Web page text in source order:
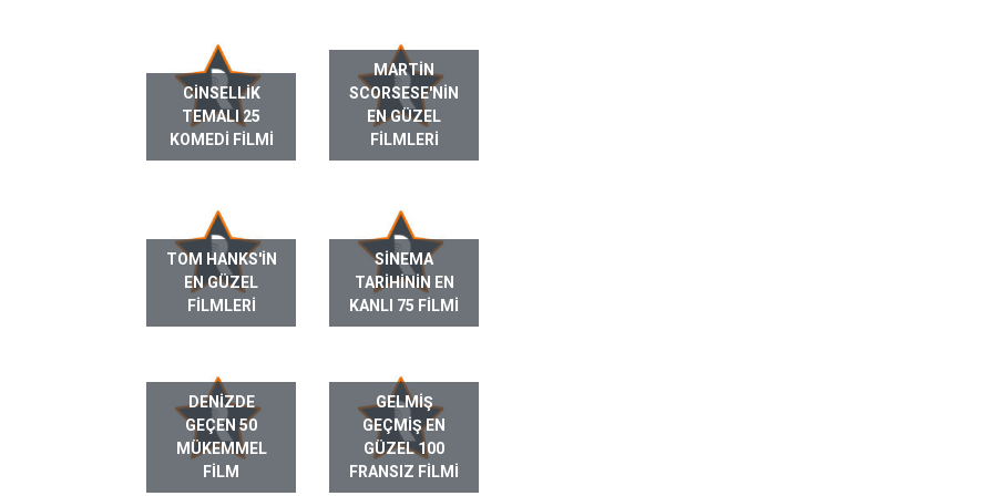
CINSELLIK
TEMALI 25
KOMEDI FILMI
MARTIN
SCORSESE'NIN
EN GÜZEL
FILMLERI
TOM HANKS'IN
EN GÜZEL
FILMLERI
SINEMA
TARIHININ EN
KANLI 75 FILMI
DENIZDE
GEÇEN 50
MÜKEMMEL
FILM
GELMIŞ
GEÇMIŞ EN
GÜZEL 100
FRANSIZ FILMI